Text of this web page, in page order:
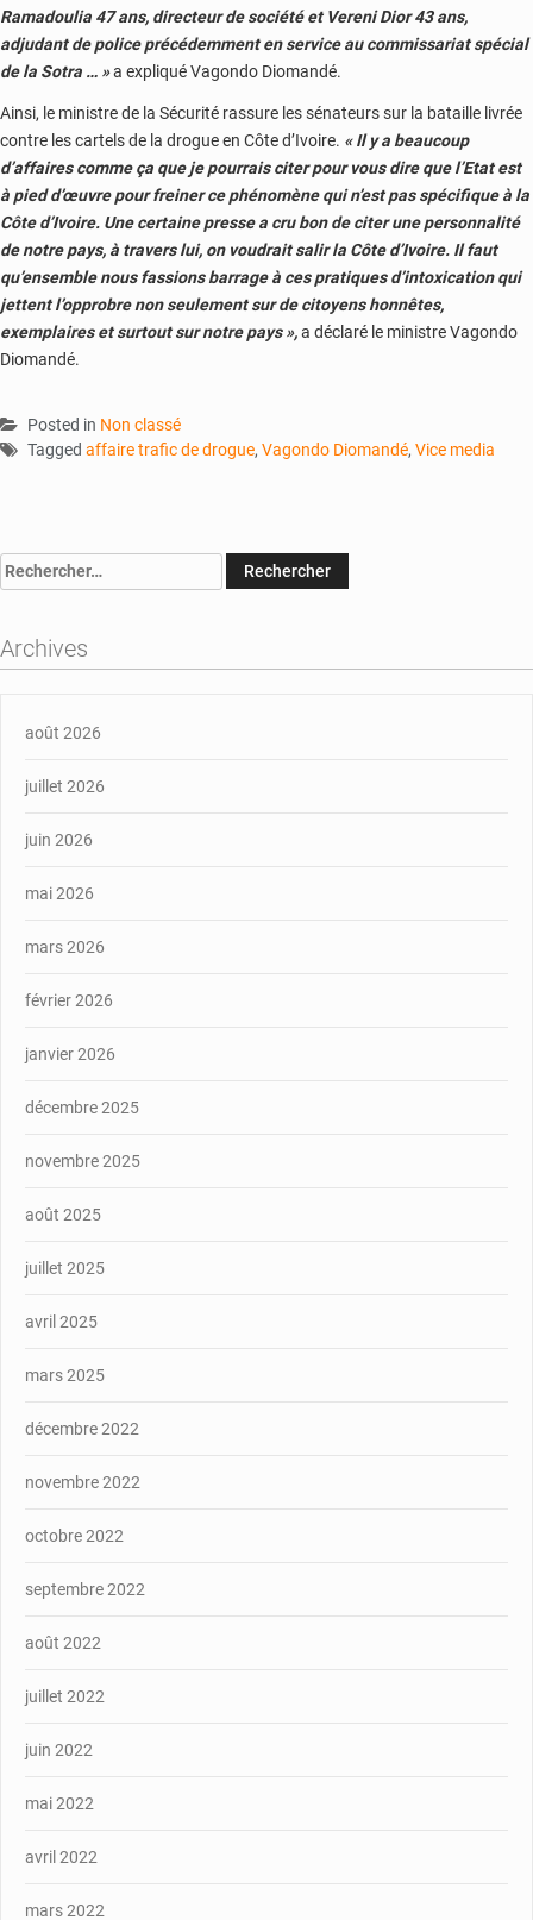
Ramadoulia 47 ans, directeur de société et Vereni Dior 43 ans,
adjudant de police précédemment en service au commissariat spécial
de la Sotra … »a expliqué Vagondo Diomandé.
Ainsi, le ministre de la Sécurité rassure les sénateurs sur la bataille livrée
contre les cartels de la drogue en Côte d’Ivoire. « Il y a beaucoup
d’affaires comme ça que je pourrais citer pour vous dire que l’Etat est
à pied d’œuvre pour freiner ce phénomène qui n’est pas spécifique à la
Côte d’Ivoire. Une certaine presse a cru bon de citer une personnalité
de notre pays, à travers lui, on voudrait salir la Côte d’Ivoire. Il faut
qu’ensemble nous fassions barrage à ces pratiques d’intoxication qui
jettent l’opprobre non seulement sur de citoyens honnêtes,
exemplaires et surtout sur notre pays »,a déclaré le ministre Vagondo
Diomandé.
Posted in Non classé
Tagged affaire trafic de drogue, Vagondo Diomandé, Vice media
Rechercher :
Archives
août 2026
juillet 2026
juin 2026
mai 2026
mars 2026
février 2026
janvier 2026
décembre 2025
novembre 2025
août 2025
juillet 2025
avril 2025
mars 2025
décembre 2022
novembre 2022
octobre 2022
septembre 2022
août 2022
juillet 2022
juin 2022
mai 2022
avril 2022
mars 2022